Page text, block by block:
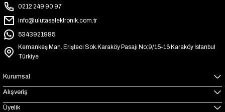
0212 249 90 97
info@ulutaselektronik.com.tr
5343921985
Kemankeş Mah. Erişteci Sok.Karaköy Pasajı No:9/15-16 Karaköy İstanbul
Türkiye
Kurumsal
Alışveriş
Üyelik